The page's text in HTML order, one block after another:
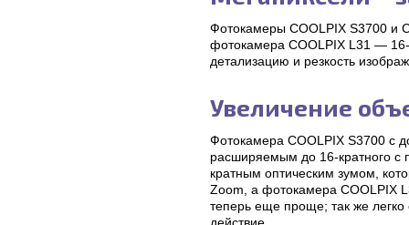
Фотокамеры COOLPIX S3700 и
фотокамера COOLPIX L31 — 16-
детализацию и резкость
Увеличение
Фотокамера COOLPIX S3700 с
расширяемым до 16-кратного
кратным оптическим зумом,
Zoom, а фотокамера COOLPIX
теперь еще проще; так же легко